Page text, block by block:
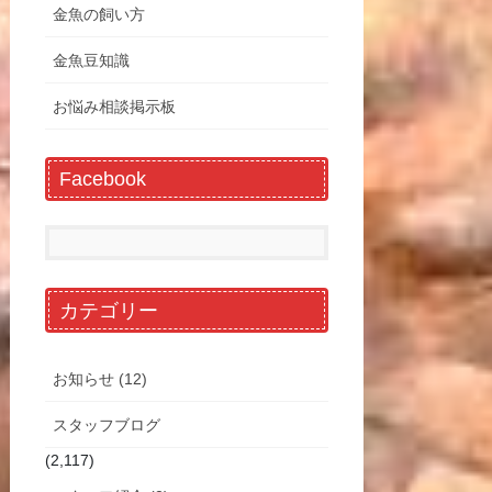
金魚の飼い方
金魚豆知識
お悩み相談掲示板
Facebook
カテゴリー
お知らせ (12)
スタッフブログ
(2,117)